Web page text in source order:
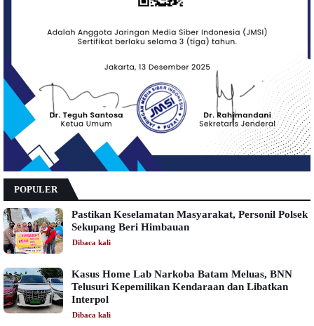
POPULER
Pastikan Keselamatan Masyarakat, Personil Polsek
Sekupang Beri Himbauan
Dibaca kali
Kasus Home Lab Narkoba Batam Meluas, BNN
Telusuri Kepemilikan Kendaraan dan Libatkan
Interpol
Dibaca kali